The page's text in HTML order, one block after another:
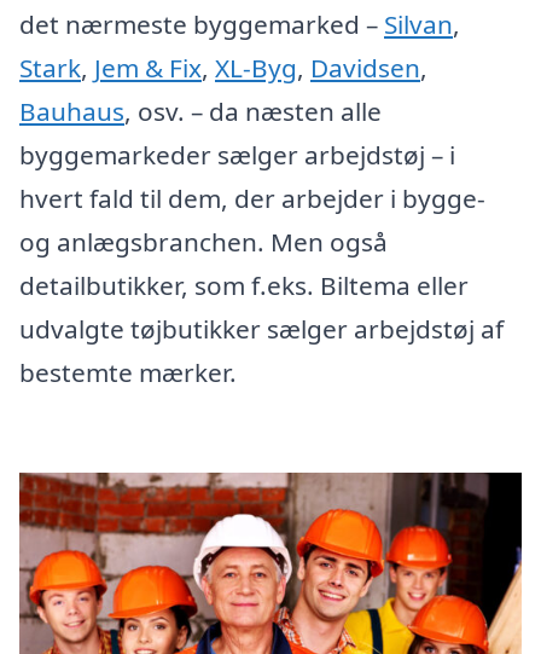
det nærmeste byggemarked – Silvan,
Stark, Jem & Fix, XL-Byg, Davidsen,
Bauhaus, osv. – da næsten alle
byggemarkeder sælger arbejdstøj – i
hvert fald til dem, der arbejder i bygge-
og anlægsbranchen. Men også
detailbutikker, som f.eks. Biltema eller
udvalgte tøjbutikker sælger arbejdstøj af
bestemte mærker.